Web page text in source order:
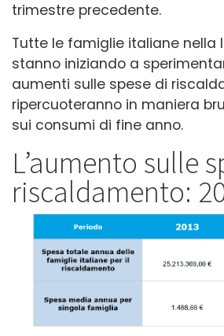
trimestre precedente.
Tutte le famiglie italiane nella
stanno iniziando a
aumenti sulle spese di
ripercuoteranno in maniera
sui consumi di fine anno.
L’aumento sulle
riscaldamento: